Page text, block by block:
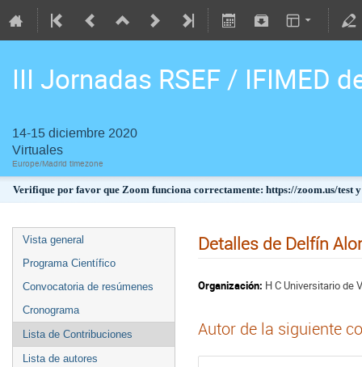
III Jornadas RSEF / IFIMED
14-15 diciembre 2020
Virtuales
Europe/Madrid timezone
Verifique por favor que Zoom funciona correctamente: https://zoom.us/test
Vista general
Programa Científico
Convocatoria de resúmenes
Cronograma
Lista de Contribuciones
Lista de autores
Detalles de Delfín
Organización: H C Universitario de
Autor de la siguiente